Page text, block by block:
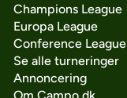
Champions League
Europa League
Conference League
Se alle turneringer
Annoncering